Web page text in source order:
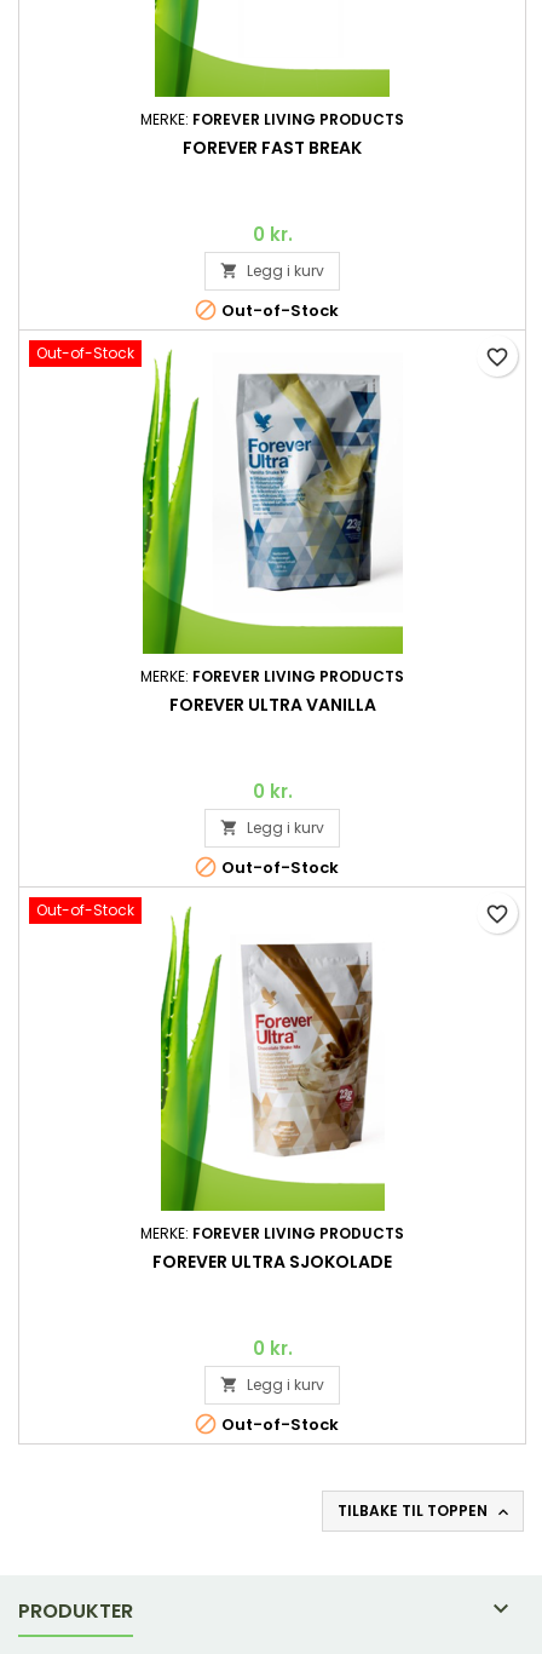
MERKE: FOREVER LIVING PRODUCTS
FOREVER FAST BREAK
0 kr.
 Legg i kurv
 Out-of-Stock
Out-of-Stock
MERKE: FOREVER LIVING PRODUCTS
FOREVER ULTRA VANILLA
0 kr.
 Legg i kurv
 Out-of-Stock
favorite_border
Out-of-Stock
MERKE: FOREVER LIVING PRODUCTS
FOREVER ULTRA SJOKOLADE
0 kr.
 Legg i kurv
 Out-of-Stock
favorite_border
TILBAKE TIL TOPPEN 
PRODUKTER 